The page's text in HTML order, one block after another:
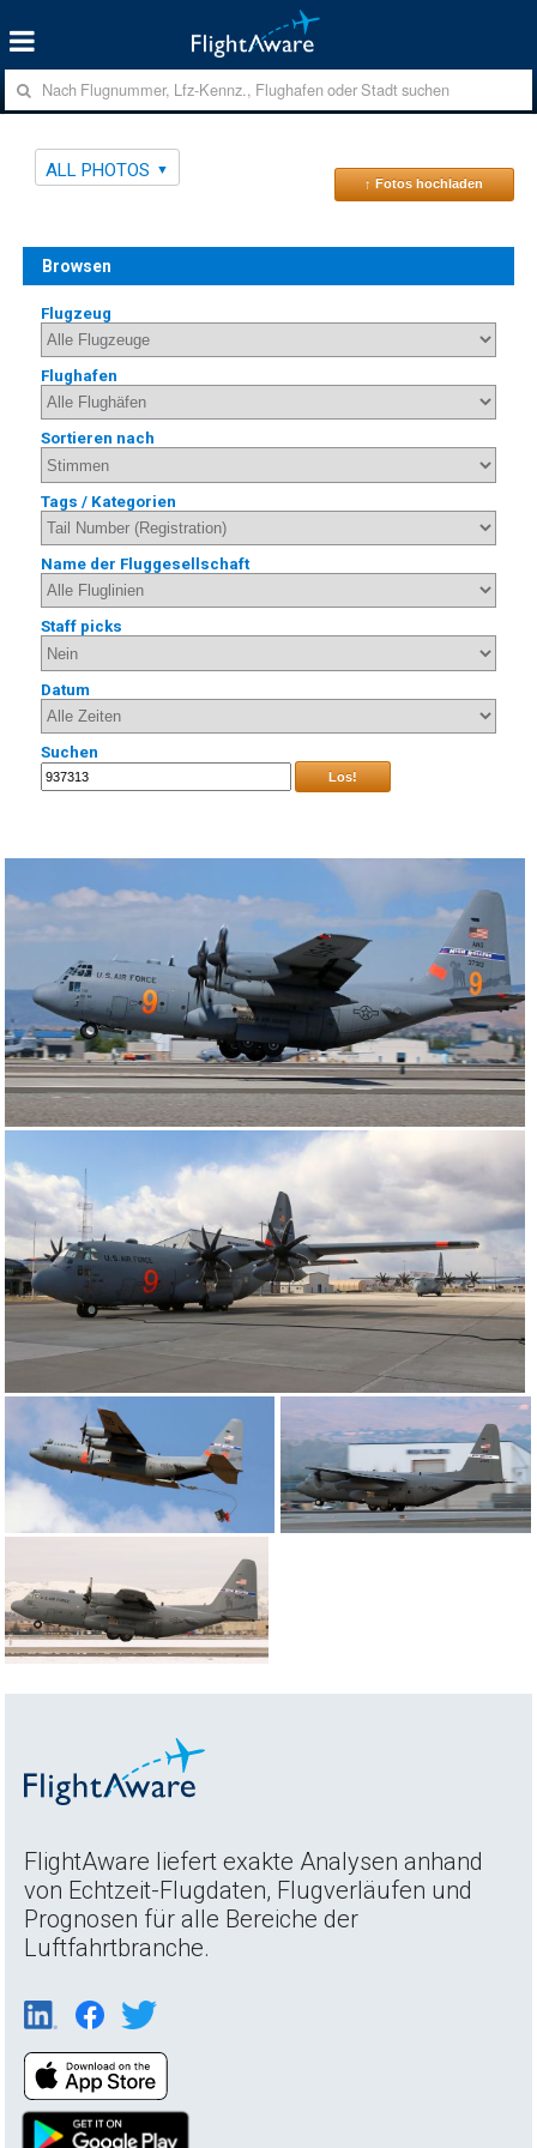
ALL PHOTOS
↑ Fotos hochladen
Browsen
Flugzeug
Flughafen
Sortieren nach
Tags / Kategorien
Name der Fluggesellschaft
Staff picks
Datum
Suchen
Los!
FlightAware liefert exakte Analysen anhand
von Echtzeit-Flugdaten, Flugverläufen und
Prognosen für alle Bereiche der
Luftfahrtbranche.